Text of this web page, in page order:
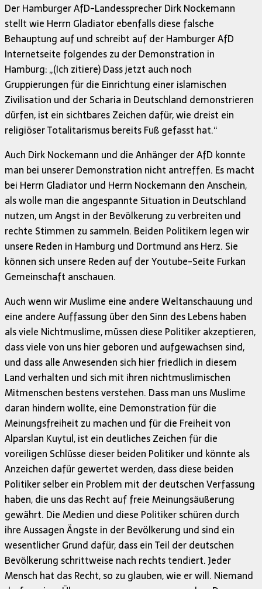
Der Hamburger AfD-Landessprecher Dirk Nockemann
stellt wie Herrn Gladiator ebenfalls diese falsche
Behauptung auf und schreibt auf der Hamburger AfD
Internetseite folgendes zu der Demonstration in
Hamburg: „(Ich zitiere) Dass jetzt auch noch
Gruppierungen für die Einrichtung einer islamischen
Zivilisation und der Scharia in Deutschland demonstrieren
dürfen, ist ein sichtbares Zeichen dafür, wie dreist ein
religiöser Totalitarismus bereits Fuß gefasst hat.“
Auch Dirk Nockemann und die Anhänger der AfD konnte
man bei unserer Demonstration nicht antreffen. Es macht
bei Herrn Gladiator und Herrn Nockemann den Anschein,
als wolle man die angespannte Situation in Deutschland
nutzen, um Angst in der Bevölkerung zu verbreiten und
rechte Stimmen zu sammeln. Beiden Politikern legen wir
unsere Reden in Hamburg und Dortmund ans Herz. Sie
können sich unsere Reden auf der Youtube-Seite Furkan
Gemeinschaft anschauen.
Auch wenn wir Muslime eine andere Weltanschauung und
eine andere Auffassung über den Sinn des Lebens haben
als viele Nichtmuslime, müssen diese Politiker akzeptieren,
dass viele von uns hier geboren und aufgewachsen sind,
und dass alle Anwesenden sich hier friedlich in diesem
Land verhalten und sich mit ihren nichtmuslimischen
Mitmenschen bestens verstehen. Dass man uns Muslime
daran hindern wollte, eine Demonstration für die
Meinungsfreiheit zu machen und für die Freiheit von
Alparslan Kuytul, ist ein deutliches Zeichen für die
voreiligen Schlüsse dieser beiden Politiker und könnte als
Anzeichen dafür gewertet werden, dass diese beiden
Politiker selber ein Problem mit der deutschen Verfassung
haben, die uns das Recht auf freie Meinungsäußerung
gewährt. Die Medien und diese Politiker schüren durch
ihre Aussagen Ängste in der Bevölkerung und sind ein
wesentlicher Grund dafür, dass ein Teil der deutschen
Bevölkerung schrittweise nach rechts tendiert. Jeder
Mensch hat das Recht, so zu glauben, wie er will. Niemand